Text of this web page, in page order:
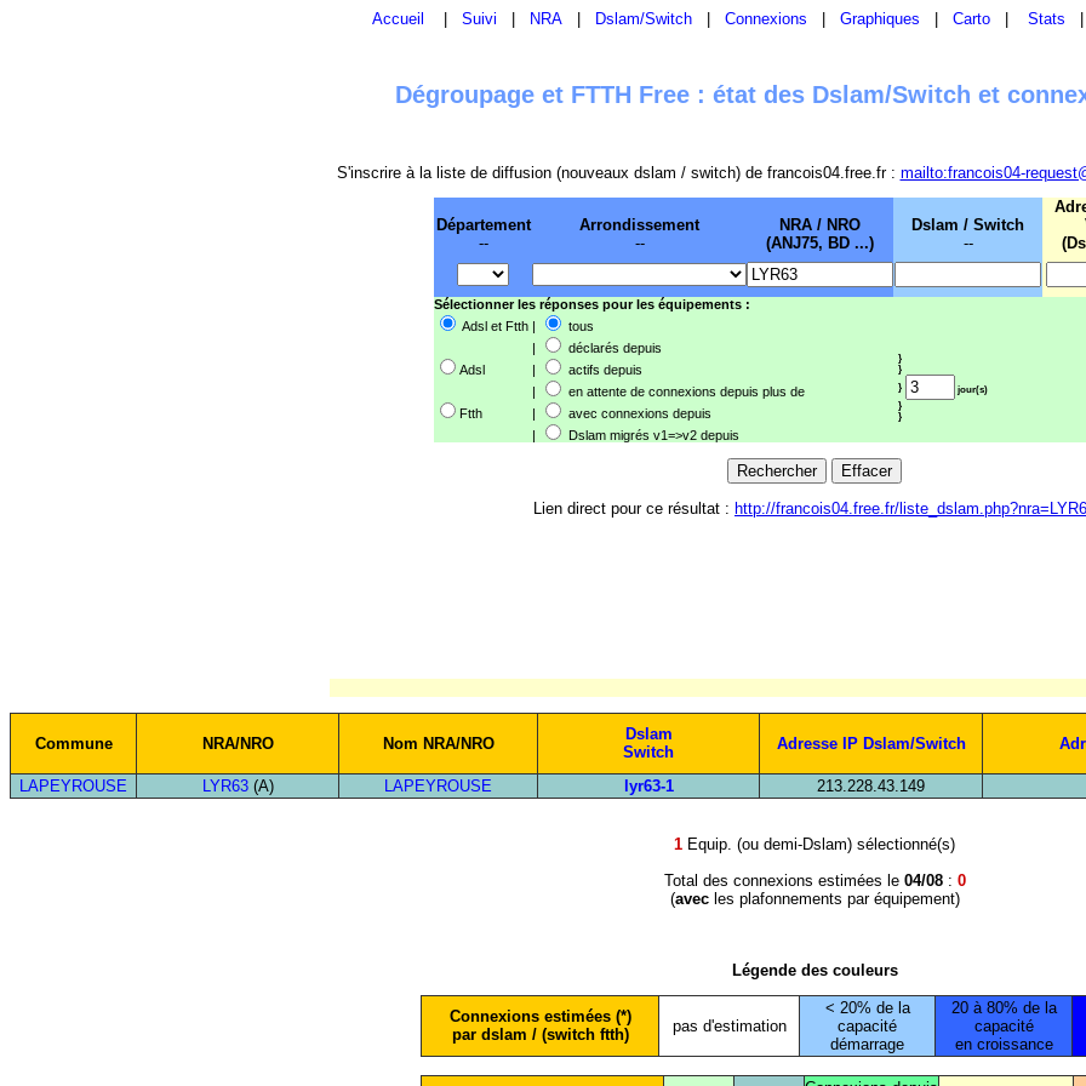
Accueil Suivi NRA Dslam/Switch Connexions Graphiques Carto Stats
Dégroupage et FTTH Free : état des Dslam/Switch et
S'inscrire à la liste de diffusion (nouveaux dslam / switch) de francois04.free.fr : mailto:francois04-
Département
--
Arrondissement
--
NRA / NRO
(ANJ75, BD ...)
Dslam / Switch
--
Sélectionner les réponses pour les équipements :
Adsl et Ftth |
tous
|
déclarés depuis
}
}
}
jour(s)
}
}
Adsl |
actifs depuis
|
en attente de connexions depuis plus de
Ftth
|
avec connexions depuis
|
Dslam migrés v1=>v2 depuis
Lien direct pour ce résultat : http://francois04.free.fr/
Commune NRA/NRO Nom NRA/NRO
Dslam
Switch
Adresse IP Dslam/Switch
LAPEYROUSE
LYR63(A) LAPEYROUSE lyr63-1 213.228.43.149
1 Equip. (ou demi-Dslam) sélectionné(s)
Total des connexions estimées le 04/08: 0
(avecles plafonnements par équipement)
Légende des couleurs
Connexions estimées (*)
par dslam / (switch ftth)
pas d'estimation
< 20% de la
capacité
démarrage
20 à 80% de la
capacité
en croissance